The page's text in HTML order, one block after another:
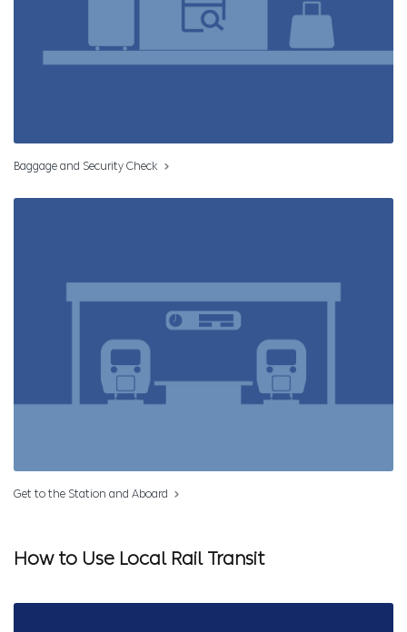
Baggage and Security Check
Get to the Station and Aboard
How to Use Local Rail Transit